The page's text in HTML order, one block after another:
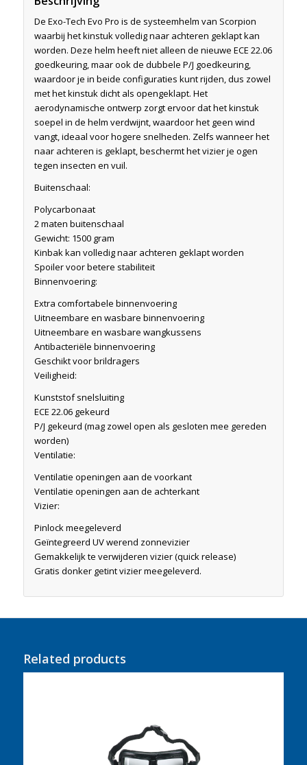
De Exo-Tech Evo Pro is de systeemhelm van Scorpion
waarbij het kinstuk volledig naar achteren geklapt kan
worden. Deze helm heeft niet alleen de nieuwe ECE 22.06
goedkeuring, maar ook de dubbele P/J goedkeuring,
waardoor je in beide configuraties kunt rijden, dus zowel
met het kinstuk dicht als opengeklapt. Het
aerodynamische ontwerp zorgt ervoor dat het kinstuk
soepel in de helm verdwijnt, waardoor het geen wind
vangt, ideaal voor hogere snelheden. Zelfs wanneer het
naar achteren is geklapt, beschermt het vizier je ogen
tegen insecten en vuil.
Buitenschaal:
Polycarbonaat
2 maten buitenschaal
Gewicht: 1500 gram
Kinbak kan volledig naar achteren geklapt worden
Spoiler voor betere stabiliteit
Binnenvoering:
Extra comfortabele binnenvoering
Uitneembare en wasbare binnenvoering
Uitneembare en wasbare wangkussens
Antibacteriële binnenvoering
Geschikt voor brildragers
Veiligheid:
Kunststof snelsluiting
ECE 22.06 gekeurd
P/J gekeurd (mag zowel open als gesloten mee gereden
worden)
Ventilatie:
Ventilatie openingen aan de voorkant
Ventilatie openingen aan de achterkant
Vizier:
Pinlock meegeleverd
Geïntegreerd UV werend zonnevizier
Gemakkelijk te verwijderen vizier (quick release)
Gratis donker getint vizier meegeleverd.
Related products